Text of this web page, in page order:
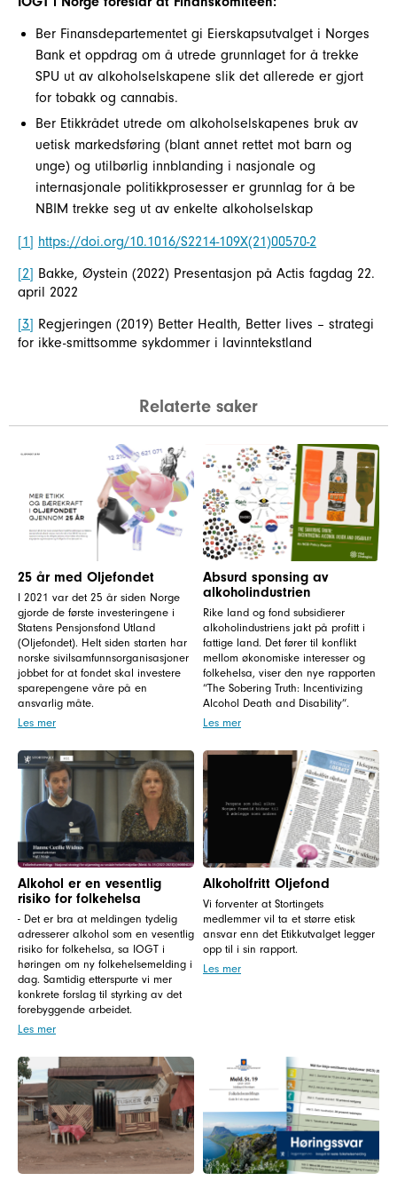
Ber Finansdepartementet gi Eierskapsutvalget i Norges
Bank et oppdrag om å utrede grunnlaget for å trekke
SPU ut av alkoholselskapene slik det allerede er gjort
for tobakk og cannabis.
Ber Etikkrådet utrede om alkoholselskapenes bruk av
uetisk markedsføring (blant annet rettet mot barn og
unge) og utilbørlig innblanding i nasjonale og
internasjonale politikkprosesser er grunnlag for å be
NBIM trekke seg ut av enkelte alkoholselskap
[1] https://doi.org/10.1016/S2214-109X(21)00570-2
[2] Bakke, Øystein (2022) Presentasjon på Actis fagdag 22.
april 2022
[3] Regjeringen (2019) Better Health, Better lives – strategi
for ikke-smittsomme sykdommer i lavinntekstland
Relaterte saker
25 år med Oljefondet
I 2021 var det 25 år siden Norge
gjorde de første investeringene i
Statens Pensjonsfond Utland
(Oljefondet). Helt siden starten har
norske sivilsamfunnsorganisasjoner
jobbet for at fondet skal investere
sparepengene våre på en
ansvarlig måte.
Les mer
Absurd sponsing av
alkoholindustrien
Rike land og fond subsidierer
alkoholindustriens jakt på profitt i
fattige land. Det fører til konflikt
mellom økonomiske interesser og
folkehelsa, viser den nye rapporten
“The Sobering Truth: Incentivizing
Alcohol Death and Disability”.
Les mer
Alkohol er en vesentlig
risiko for folkehelsa
- Det er bra at meldingen tydelig
adresserer alkohol som en vesentlig
risiko for folkehelsa, sa IOGT i
høringen om ny folkehelsemelding i
dag. Samtidig etterspurte vi mer
konkrete forslag til styrking av det
forebyggende arbeidet.
Les mer
Alkoholfritt Oljefond
Vi forventer at Stortingets
medlemmer vil ta et større etisk
ansvar enn det Etikkutvalget legger
opp til i sin rapport.
Les mer